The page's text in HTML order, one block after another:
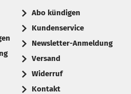
Abo kündigen
Kundenservice
Newsletter-Anmeldung
Versand
Widerruf
Kontakt